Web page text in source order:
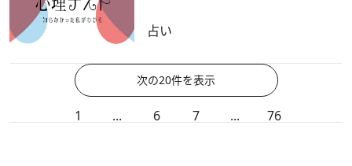
占い
次の20件を表示
1 ... 6 7 ... 76